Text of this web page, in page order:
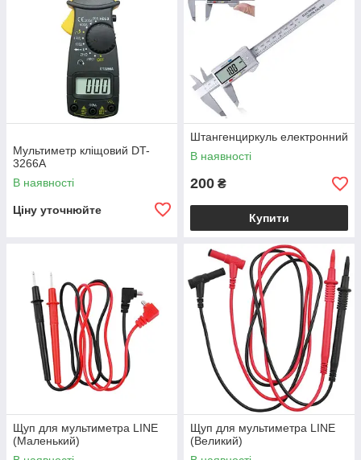
Мультиметр кліщовий DT-
3266A
В наявності
Ціну уточнюйте
Штангенциркуль електронний
В наявності
200 ₴
Купити
Щуп для мультиметра LINE
(Маленький)
Щуп для мультиметра LINE
(Великий)